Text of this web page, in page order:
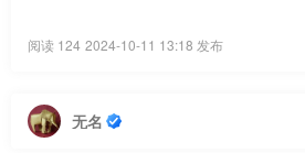
阅读 124 2024-10-11 13:18 发布
无名